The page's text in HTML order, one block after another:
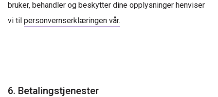
bruker, behandler og beskytter dine opplysninger henviser
vi til personvernserklæringen vår.
6. Betalingstjenester